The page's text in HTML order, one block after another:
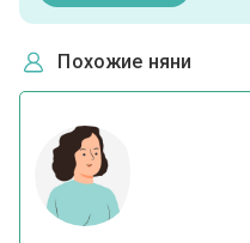
Похожие няни